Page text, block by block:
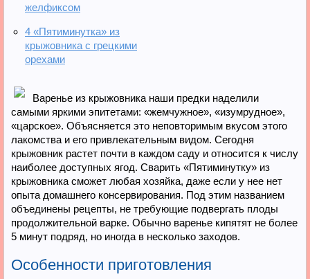
желфиксом
4 «Пятиминутка» из
крыжовника с грецкими
орехами
Варенье из крыжовника наши предки наделили
самыми яркими эпитетами: «жемчужное», «изумрудное»,
«царское». Объясняется это неповторимым вкусом этого
лакомства и его привлекательным видом. Сегодня
крыжовник растет почти в каждом саду и относится к числу
наиболее доступных ягод. Сварить «Пятиминутку» из
крыжовника сможет любая хозяйка, даже если у нее нет
опыта домашнего консервирования. Под этим названием
объединены рецепты, не требующие подвергать плоды
продолжительной варке. Обычно варенье кипятят не более
5 минут подряд, но иногда в несколько заходов.
Особенности приготовления